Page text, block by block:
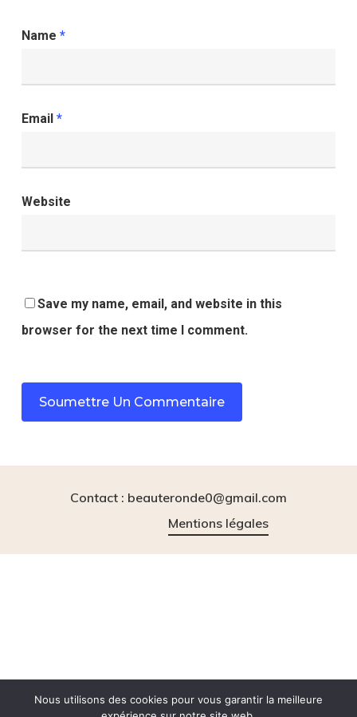
Name *
Email *
Website
Save my name, email, and website in this
browser for the next time I comment.
Contact : beauteronde0@gmail.com
Mentions légales
instagram tiktok
Nous utilisons des cookies pour vous garantir la meilleure